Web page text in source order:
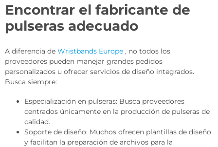
Encontrar el fabricante de
pulseras adecuado
A diferencia de Wristbands Europe , no todos los
proveedores pueden manejar grandes pedidos
personalizados u ofrecer servicios de diseño integrados.
Busca siempre:
Especialización en pulseras: Busca proveedores
centrados únicamente en la producción de pulseras de
calidad.
Soporte de diseño: Muchos ofrecen plantillas de diseño
y facilitan la preparación de archivos para la